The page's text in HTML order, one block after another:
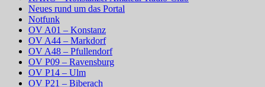
Neues rund um das Portal
Notfunk
OV A01 – Konstanz
OV A44 – Markdorf
OV A48 – Pfullendorf
OV P09 – Ravensburg
OV P14 – Ulm
OV P21 – Biberach